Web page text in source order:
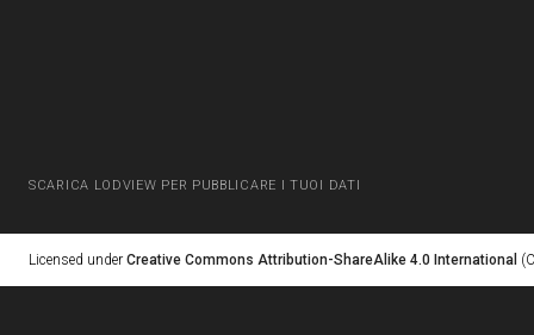
SCARICA LODVIEW PER PUBBLICARE I TUOI DATI
Licensed under Creative Commons Attribution-ShareAlike 4.0 International